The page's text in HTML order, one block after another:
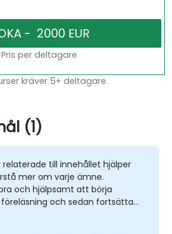
Pris per deltagare
kräver 5+ deltagare.
(1)
relaterade till innehållet hjälper
mer om varje ämne.
och hjälpsamt att börja
och sedan fortsätta
vilket gör det lättare att
presenterade föreläsningen.